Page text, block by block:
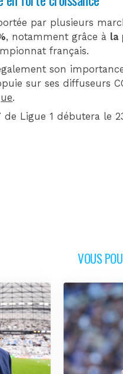
par plusieurs
, notamment grâce à la
français.
son
sur ses diffuseurs
.
de Ligue 1 débutera le
VOUS